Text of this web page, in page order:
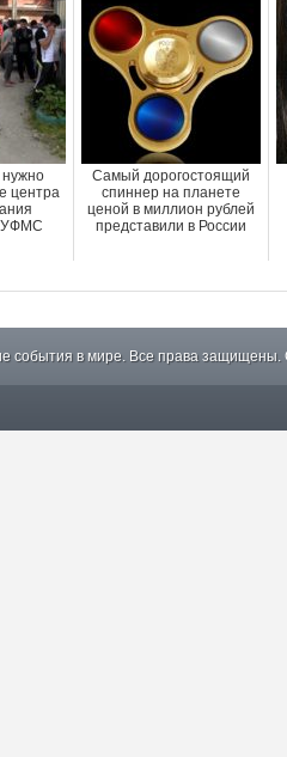
нужно
центра
УФМС
Самый дорогостоящий
спиннер на планете
ценой в миллион рублей
представили в России
события в мире. Все права защищены.